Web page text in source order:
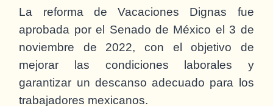
La reforma de Vacaciones Dignas fue
aprobada por el Senado de México el 3 de
noviembre de 2022, con el objetivo de
mejorar las condiciones laborales y
garantizar un descanso adecuado para los
trabajadores mexicanos.